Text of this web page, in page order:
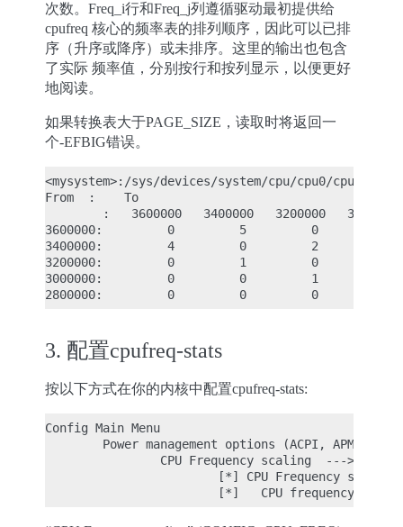
次数。Freq_i行和Freq_j列遵循驱动最初提供给
cpufreq 核心的频率表的排列顺序，因此可以已排
序（升序或降序）或未排序。这里的输出也包含
了实际 频率值，分别按行和按列显示，以便更好
地阅读。
如果转换表大于PAGE_SIZE，读取时将返回一
个-EFBIG错误。
<mysystem>:/sys/devices/system/cpu/cpu0/
From  :    To
:   3600000   3400000   3200000   3000000
3600000:         0         5         0         0
3400000:         4         0         2         0
3200000:         0         1         0         2
3000000:         0         0         1         0
3. 配置cpufreq-stats
按以下方式在你的内核中配置cpufreq-stats:
Config Main Menu
Power management options (ACPI, APM)  ---
                CPU Frequency scaling  --->
                        [*] CPU Frequency scaling